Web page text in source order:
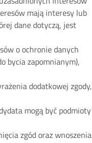
mają interesy lub
dane dotyczą, jest
o ochronie danych
bycia zapomnianym),
dodatkowej zgody,
mogą być podmioty
zgód oraz wnoszenia